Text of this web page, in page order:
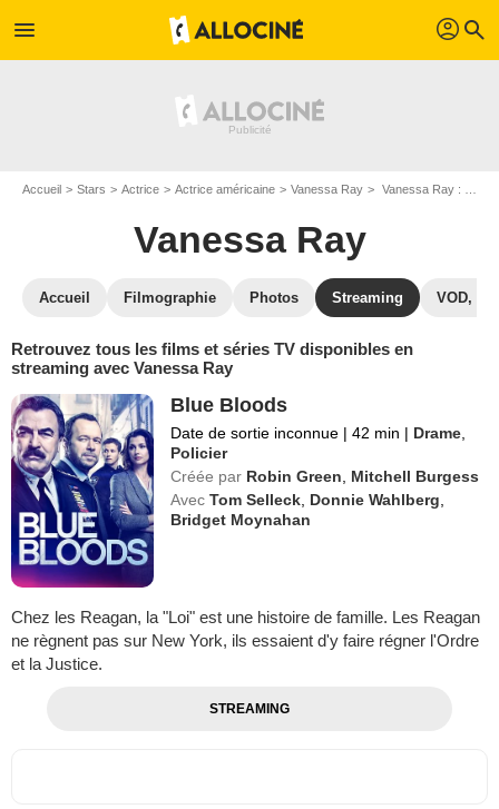
menu profil search
Accueil Stars Actrice Actrice américaine Vanessa Ray Vanessa Ray : Films et séries online
Vanessa Ray
Accueil Filmographie Photos Streaming VOD,
Retrouvez tous les films et séries TV disponibles en
streaming avec Vanessa Ray
Blue Bloods
Date de sortie inconnue | 42 min | Drame
Policier
Créée par Robin Green
Mitchell Burgess
Avec Tom Selleck Donnie Wahlberg
Bridget Moynahan
Chez les Reagan, la "Loi" est une histoire de famille. Les Reagan
ne règnent pas sur New York, ils essaient d'y faire régner l'Ordre
et la Justice.
STREAMING